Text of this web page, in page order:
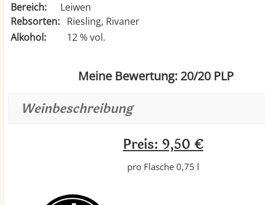
Bereich:
Leiwen
Rebsorten: Riesling, Rivaner
Alkohol:
12 % vol.
Meine Bewertung: 20/20 PLP
Weinbeschreibung
Preis: 9,50 €
pro Flasche 0,75 l